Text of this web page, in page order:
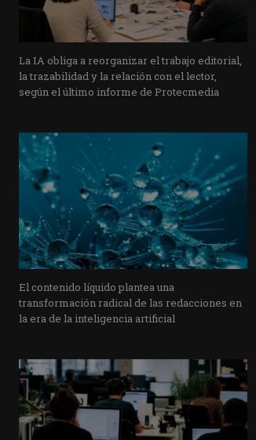
La IA obliga a reorganizar el trabajo editorial,
la trazabilidad y la relación con el lector,
según el último informe de Protecmedia
El contenido líquido plantea una
transformación radical de las redacciones en
la era de la inteligencia artificial